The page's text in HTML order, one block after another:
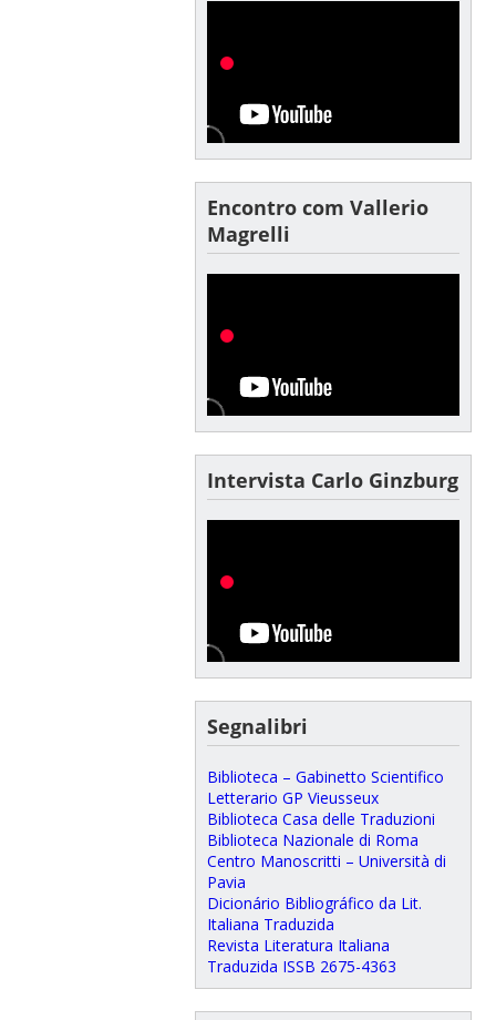
Encontro com Vallerio
Magrelli
Intervista Carlo Ginzburg
Segnalibri
Biblioteca – Gabinetto Scientifico
Letterario GP Vieusseux
Biblioteca Casa delle Traduzioni
Biblioteca Nazionale di Roma
Centro Manoscritti – Università di
Pavia
Dicionário Bibliográfico da Lit.
Italiana Traduzida
Revista Literatura Italiana
Traduzida ISSB 2675-4363